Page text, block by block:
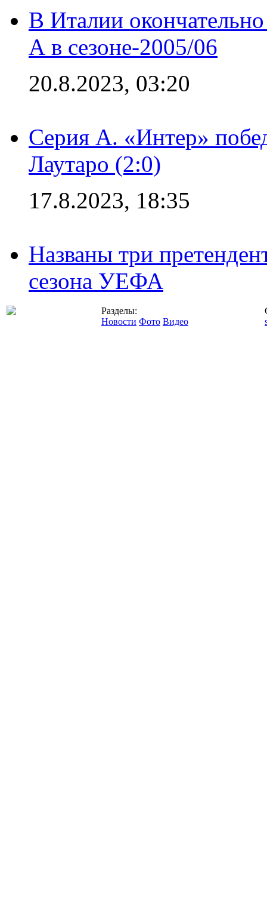
В Италии
А в сезоне-2005/06
20.8.2023, 03:20
Серия А. «Интер»
Лаутаро (2:0)
17.8.2023, 18:35
Названы три
сезона УЕФА
Разделы:
Новости Фото Видео